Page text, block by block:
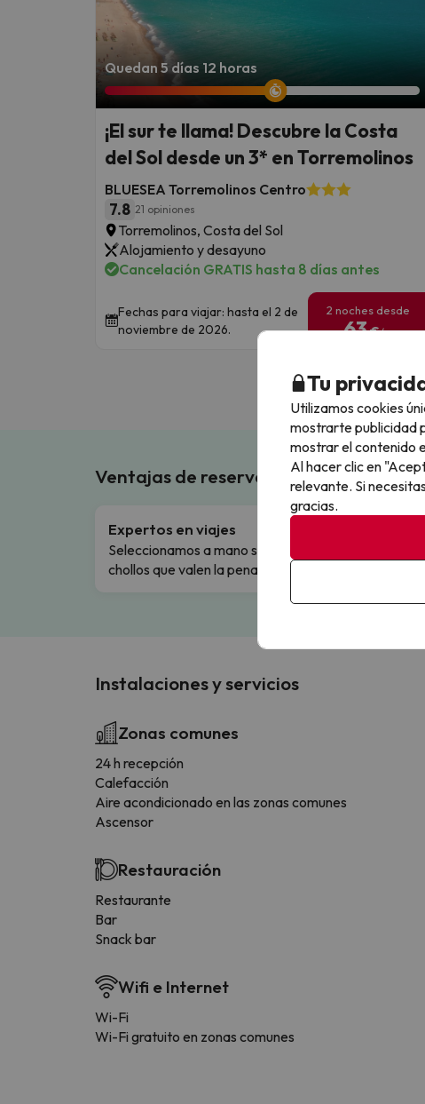
Quedan 5 días 12 horas
¡El sur te llama! Descubre la Costa
del Sol desde un 3* en Torremolinos
BLUESEA Torremolinos Centro
7.8 21 opiniones
Torremolinos, Costa del Sol
Alojamiento y desayuno
Cancelación GRATIS hasta 8 días antes
Fechas para viajar: hasta el 2 de
noviembre de 2026.
2 noches desde
63€/pers.
Ventajas de reservar en Buscounchollo
Expertos en viajes
Seleccionamos a mano solo los
chollos que valen la pena.
Cancela
Cambios
Instalaciones y servicios
Zonas comunes
24 h recepción
Calefacción
Aire acondicionado en las zonas comunes
Ascensor
Restauración
Restaurante
Bar
Snack bar
Wifi e Internet
Wi-Fi
Wi-Fi gratuito en zonas comunes
Tu
Utilizamos cookies
mostrarte publicidad
mostrar el contenido
Al hacer clic en
relevante. Si
gracias.